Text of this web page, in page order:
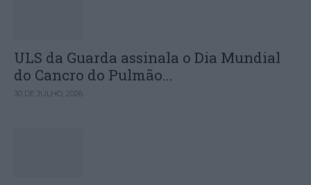
ULS da Guarda assinala o Dia Mundial
do Cancro do Pulmão...
30 DE JULHO, 2026